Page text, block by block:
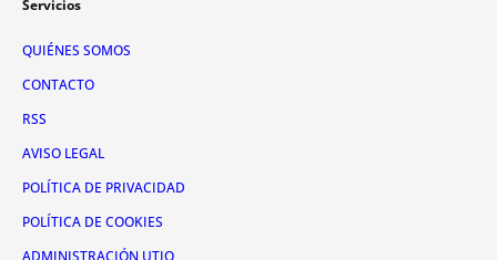
Servicios
QUIÉNES SOMOS
CONTACTO
RSS
AVISO LEGAL
POLÍTICA DE PRIVACIDAD
POLÍTICA DE COOKIES
ADMINISTRACIÓN UTIQ